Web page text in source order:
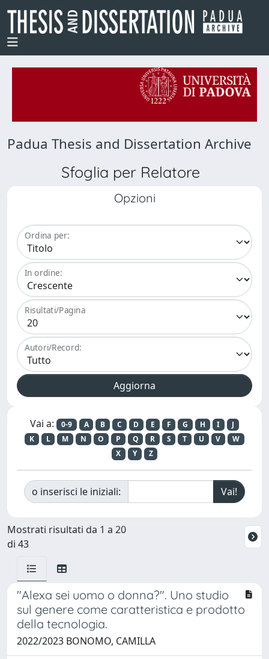
Padua Thesis and Dissertation Archive
Sfoglia per Relatore
Opzioni
Ordina per:
In ordine:
Risultati/Pagina
Autori/Record:
Vai a: 0-9 A B C D E F G H I
J
K
L M N O P Q R S T U V
W
X
Y Z
o inserisci le iniziali:
Mostrati risultati da 1 a 20
di 43
"Alexa sei uomo o donna?". Uno studio
sul genere come caratteristica e prodotto
della tecnologia.
2022/2023 BONOMO, CAMILLA